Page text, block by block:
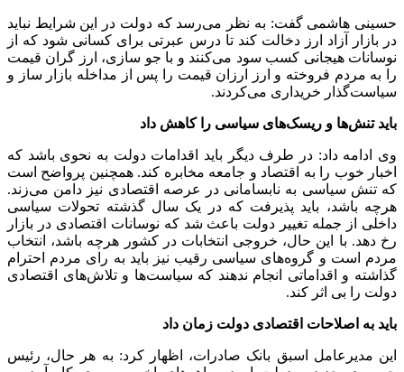
حسینی هاشمی گفت: به نظر می‌رسد که دولت در این شرایط نباید
در بازار آزاد ارز دخالت کند تا درس عبرتی برای کسانی شود که از
نوسانات هیجانی کسب سود می‌کنند و با جو سازی، ارز گران قیمت
را به مردم فروخته و ارز ارزان قیمت را پس از مداخله بازار ساز و
سیاست‌گذار خریداری می‌کردند.
باید تنش‌ها و ریسک‌های سیاسی را کاهش داد
وی ادامه داد: در طرف دیگر باید اقدامات دولت به نحوی باشد که
اخبار خوب را به اقتصاد و جامعه مخابره کند. همچنین پرواضح است
که تنش سیاسی به نابسامانی در عرصه اقتصادی نیز دامن می‌زند.
هرچه باشد، باید پذیرفت که در یک سال گذشته تحولات سیاسی
داخلی از جمله تغییر دولت باعث شد که نوسانات اقتصادی در بازار
رخ دهد. با این حال، خروجی انتخابات در کشور هرچه باشد، انتخاب
مردم است و گروه‌های سیاسی رقیب نیز باید به رای مردم احترام
گذاشته و اقداماتی انجام ندهند که سیاست‌ها و تلاش‌های اقتصادی
دولت را بی اثر کند.
باید به اصلاحات اقتصادی دولت زمان داد
این مدیرعامل اسبق بانک صادرات، اظهار کرد: به هر حال، رئیس